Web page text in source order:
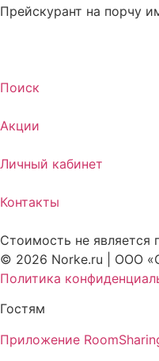
Прейскурант на порчу
Поиск
Акции
Личный кабинет
Контакты
Стоимость не является
© 2026 Norke.ru | ООО
Политика
Гостям
Приложение